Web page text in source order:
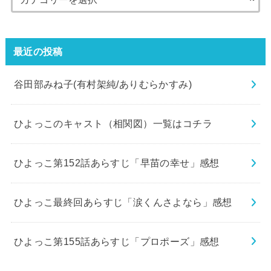
最近の投稿
谷田部みね子(有村架純/ありむらかすみ)
ひよっこのキャスト（相関図）一覧はコチラ
ひよっこ第152話あらすじ「早苗の幸せ」感想
ひよっこ最終回あらすじ「涙くんさよなら」感想
ひよっこ第155話あらすじ「プロポーズ」感想